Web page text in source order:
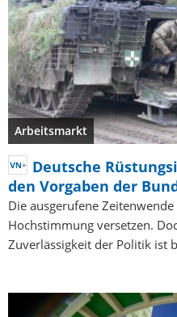
Arbeitsmarkt
Deutsche
den Vorgaben der
Die ausgerufene
Hochstimmung versetzen.
Zuverlässigkeit der Politik ist